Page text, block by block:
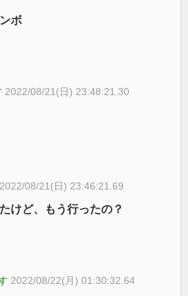
ボ
2022/08/21(日) 23:48:21.30
2022/08/21(日) 23:46:21.69
けど、もう行ったの？
2022/08/22(月) 01:30:32.64